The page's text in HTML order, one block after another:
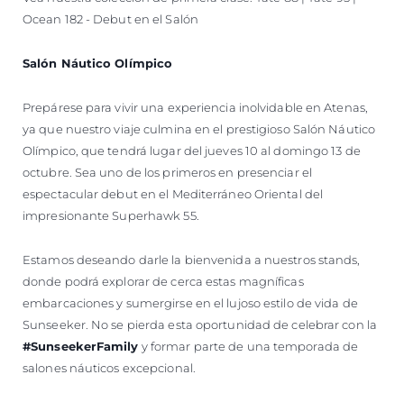
Ocean 182 - Debut en el Salón
Salón Náutico Olímpico
Prepárese para vivir una experiencia inolvidable en Atenas,
ya que nuestro viaje culmina en el prestigioso Salón Náutico
Olímpico, que tendrá lugar del jueves 10 al domingo 13 de
octubre. Sea uno de los primeros en presenciar el
espectacular debut en el Mediterráneo Oriental del
impresionante Superhawk 55.
Estamos deseando darle la bienvenida a nuestros stands,
donde podrá explorar de cerca estas magníficas
embarcaciones y sumergirse en el lujoso estilo de vida de
Sunseeker. No se pierda esta oportunidad de celebrar con la
#SunseekerFamily y formar parte de una temporada de
salones náuticos excepcional.